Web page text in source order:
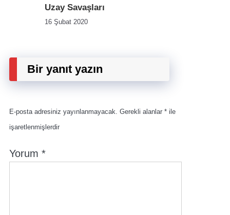
Uzay Savaşları
16 Şubat 2020
Bir yanıt yazın
E-posta adresiniz yayınlanmayacak. Gerekli alanlar * ile
işaretlenmişlerdir
Yorum *